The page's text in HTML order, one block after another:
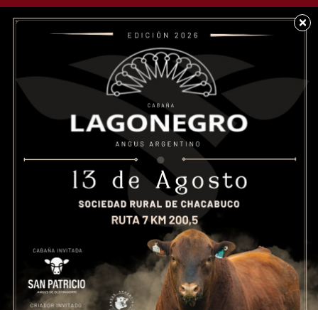
×
Publicación Pedida: A
la Sra. Jueza. Marisa
Muñoz Saggese